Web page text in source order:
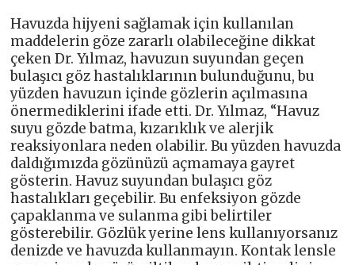
Havuzda hijyeni sağlamak için kullanılan
maddelerin göze zararlı olabileceğine dikkat
çeken Dr. Yılmaz, havuzun suyundan geçen
bulaşıcı göz hastalıklarının bulunduğunu, bu
yüzden havuzun içinde gözlerin açılmasına
önermediklerini ifade etti. Dr. Yılmaz, “Havuz
suyu gözde batma, kızarıklık ve alerjik
reaksiyonlara neden olabilir. Bu yüzden havuzda
daldığımızda gözünüzü açmamaya gayret
gösterin. Havuz suyundan bulaşıcı göz
hastalıkları geçebilir. Bu enfeksiyon gözde
çapaklanma ve sulanma gibi belirtiler
gösterebilir. Gözlük yerine lens kullanıyorsanız
denizde ve havuzda kullanmayın. Kontak lensle